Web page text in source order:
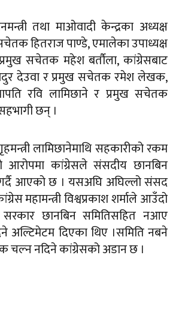
तथा माओवादी केन्द्रका अध्यक्ष
हितराज पाण्डे, एमालेका उपाध्यक्ष
सचेतक महेश बर्तौला, कांग्रेसबाट
देउवा र प्रमुख सचेतक रमेश लेखक,
रवि लामिछाने र प्रमुख सचेतक
छन् ।
लामिछानेमाथि सहकारीको रकम
कांग्रेसले संसदीय छानबिन
आएको छ । यसअघि अघिल्लो संसद
महामन्त्री विश्वप्रकाश शर्माले आउँदो
छानबिन समितिसहित नआए
अल्टिमेटम दिएका थिए ।समिति नबने
नदिने कांग्रेसको अडान छ ।